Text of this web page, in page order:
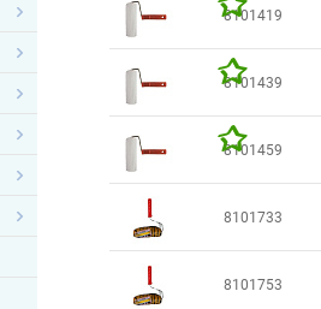
8101419
8101439
8101459
8101733
8101753